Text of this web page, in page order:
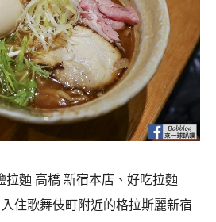
拉麵 高橋 新宿本店、好吃拉麵
住歌舞伎町附近的格拉斯麗新宿